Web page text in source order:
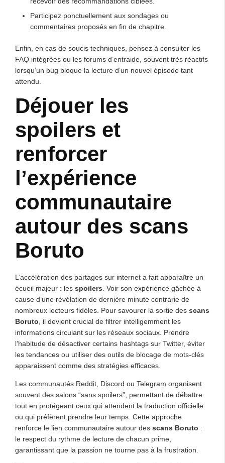
Participez ponctuellement aux sondages ou
commentaires proposés en fin de chapitre.
Enfin, en cas de soucis techniques, pensez à consulter les
FAQ intégrées ou les forums d’entraide, souvent très réactifs
lorsqu’un bug bloque la lecture d’un nouvel épisode tant
attendu.
Déjouer les
spoilers et
renforcer
l’expérience
communautaire
autour des scans
Boruto
L’accélération des partages sur internet a fait apparaître un
écueil majeur : les spoilers . Voir son expérience gâchée à
cause d’une révélation de dernière minute contrarie de
nombreux lecteurs fidèles. Pour savourer la sortie des scans
Boruto , il devient crucial de filtrer intelligemment les
informations circulant sur les réseaux sociaux. Prendre
l’habitude de désactiver certains hashtags sur Twitter, éviter
les tendances ou utiliser des outils de blocage de mots-clés
apparaissent comme des stratégies efficaces.
Les communautés Reddit, Discord ou Telegram organisent
souvent des salons “sans spoilers”, permettant de débattre
tout en protégeant ceux qui attendent la traduction officielle
ou qui préfèrent prendre leur temps. Cette approche
renforce le lien communautaire autour des scans Boruto :
le respect du rythme de lecture de chacun prime,
garantissant que la passion ne tourne pas à la frustration.